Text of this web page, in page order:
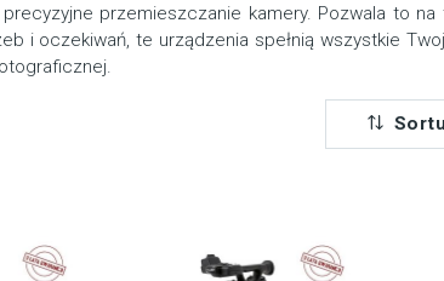
przemieszczanie kamery. Pozwala to
i oczekiwań, te urządzenia spełnią wszystkie